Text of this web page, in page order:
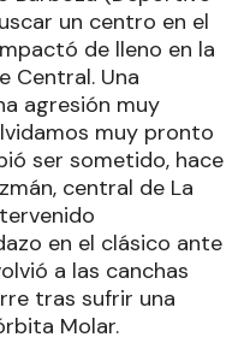
un centro en el
de lleno en la
Central. Una
agresión muy
muy pronto
ser sometido, hace
central de La
en el clásico ante
a las canchas
tras sufrir una
Molar.